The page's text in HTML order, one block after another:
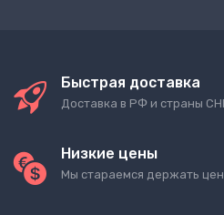
Быстрая доставка
Доставка в РФ и страны
Низкие цены
Мы стараемся держать